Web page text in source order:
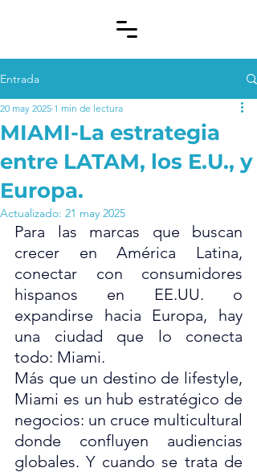
Entrada
MIAMI-La estrategia
entre LATAM, los E.U., y
Europa.
20 may 2025 1 min de lectura
Actualizado: 21 may 2025
Para las marcas que buscan
crecer en América Latina,
conectar con consumidores
hispanos en EE.UU. o
expandirse hacia Europa, hay
una ciudad que lo conecta
todo: Miami.
Más que un destino de lifestyle,
Miami es un hub estratégico de
negocios: un cruce multicultural
donde confluyen audiencias
globales. Y cuando se trata de